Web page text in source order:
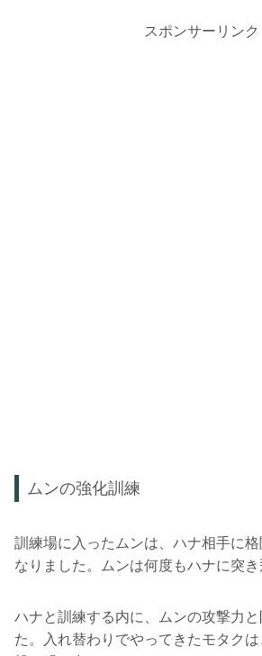
スポンサーリンク
ムンの強化訓練
訓練場に入ったムンは、ハナ相手に
なりました。ムンは何度もハナに突き
ハナと訓練する内に、ムンの攻撃力
た。入れ替わりでやってきたモタク